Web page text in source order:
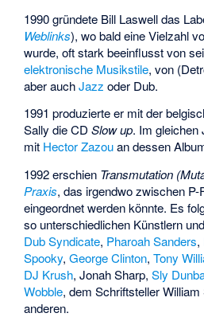
1990 gründete Bill Laswell das
Weblinks), wo bald eine Vielzahl
wurde, oft stark beeinflusst von
elektronische Musikstile, von
aber auchJazz oder Dub.
1991 produzierte er mit der
Sally die CDSlow up. Im gleichen
mit Hector Zazouan dessen
1992 erschien Transmutation
Praxis, das irgendwo zwischen P-
eingeordnet werden könnte. Es
so unterschiedlichen Künstlern
Dub Syndicate, Pharoah Sanders,
Spooky,George Clinton,Tony
DJ Krush,Jonah Sharp,Sly
Wobble, dem Schriftsteller
anderen.